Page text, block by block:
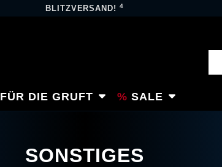
BLITZVERSAND!4
FÜR DIE GRUFT SALE
SONSTIGES